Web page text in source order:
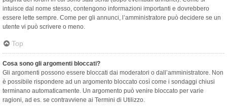
intuisce dal nome stesso, contengono informazioni importanti e dovrebbero
essere lette sempre. Come per gli annunci, l’amministratore può decidere se un
utente vi può scrivere o meno.
Top
Cosa sono gli argomenti bloccati?
Gli argomenti possono essere bloccati dai moderatori o dall’amministratore. Non
è possibile rispondere ad un argomento bloccato così come i sondaggi chiusi
terminano automaticamente. Un argomento può venire bloccato per varie
ragioni, ad es. se contravviene ai Termini di Utilizzo.